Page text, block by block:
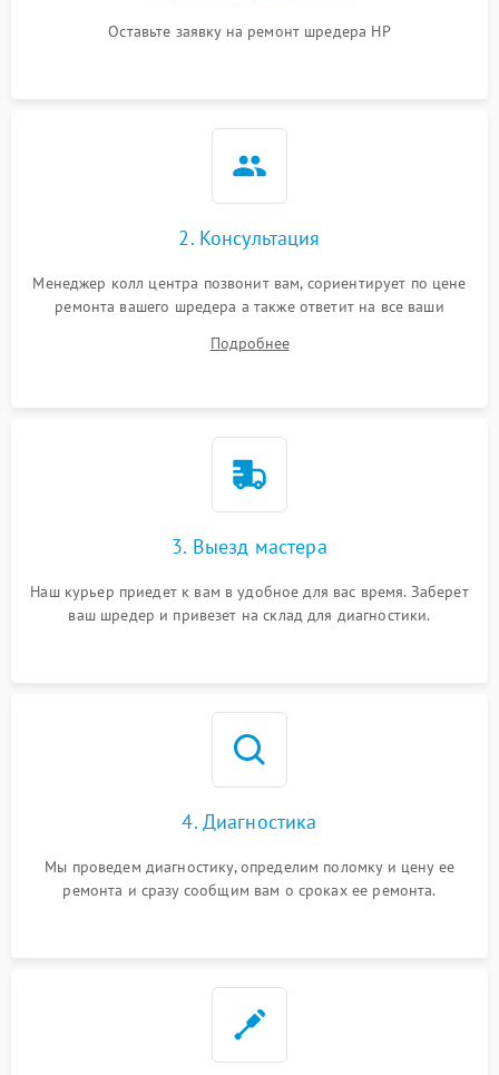
Оставьте заявку на ремонт шредера HP
2. Консультация
Менеджер колл центра позвонит вам, сориентирует по цене
ремонта вашего шредера а также ответит на все ваши
Подробнее
3. Выезд мастера
Наш курьер приедет к вам в удобное для вас время. Заберет
ваш шредер и привезет на склад для диагностики.
4. Диагностика
Мы проведем диагностику, определим поломку и цену ее
ремонта и сразу сообщим вам о сроках ее ремонта.